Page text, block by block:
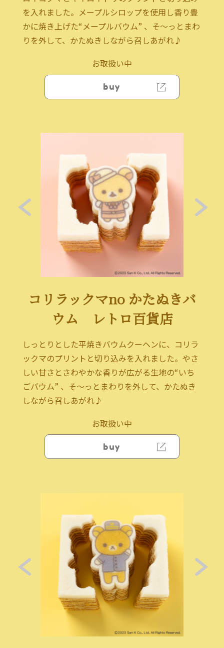
を入れました。メープルシロップを使用し香り豊
かに焼き上げた“メープルバウム” 、そ～っとまわ
りを外して、かたぬきしながら召しあがれ♪
お取扱い中
buy
コリラックマno かたぬきバ
ウム レトロ百貨店
しっとりとした平焼きバウムクーヘンに、コリラ
ックマのプリントと切り込みを入れました。やさ
しい甘さとさわやかな香りが広がる生地の“いち
ごバウム” 、そ～っとまわりを外して、かたぬき
しながら召しあがれ♪
お取扱い中
buy